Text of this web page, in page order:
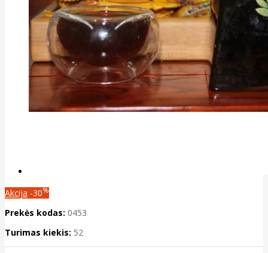
Akcija -30%
Prekės kodas: 0453
Turimas kiekis: 52